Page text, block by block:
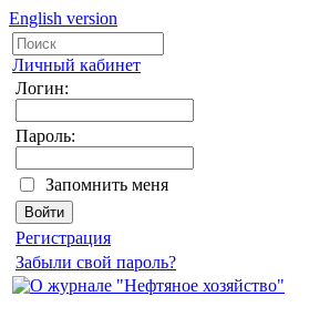
English version
Личный кабинет
Логин:
Пароль:
Запомнить меня
Регистрация
Забыли свой пароль?